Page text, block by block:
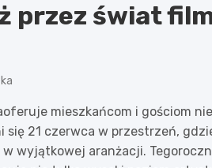
przez świat
mieszkańcom i gościom
się 21 czerwca w przestrzeń,
wyjątkowej aranżacji.